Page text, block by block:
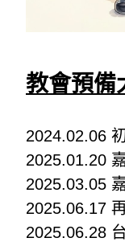
教會預備
2024.02.06
2025.01.20
2025.03.05
2025.06.17
2025.06.28